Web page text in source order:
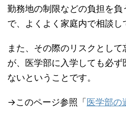
勤務地の制限などの負担を
で、よくよく家庭内で相談し
また、その際のリスクとし
が、医学部に入学しても必
ないということです。
→このページ参照「 医学部の